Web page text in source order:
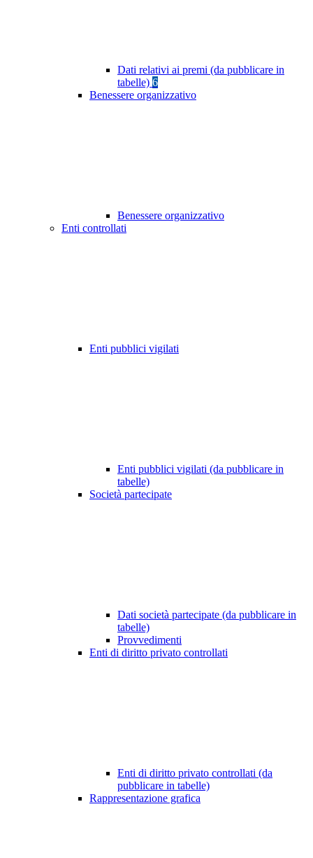
Dati relativi ai premi (da pubblicare in
tabelle) 6
Benessere organizzativo
Benessere organizzativo
Enti controllati
Enti pubblici vigilati
Enti pubblici vigilati (da pubblicare in
tabelle)
Società partecipate
Dati società partecipate (da pubblicare in
tabelle)
Provvedimenti
Enti di diritto privato controllati
Enti di diritto privato controllati (da
pubblicare in tabelle)
Rappresentazione grafica